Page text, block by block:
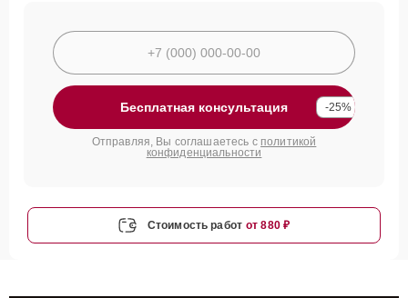
Бесплатная консультация -25%
Отправляя, Вы соглашаетесь с политикой
конфиденциальности
Стоимость работ от 880 ₽